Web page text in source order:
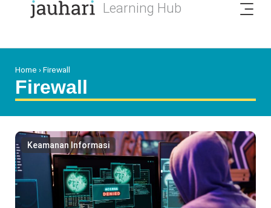
Home ›Firewall
Firewall
Keamanan Informasi